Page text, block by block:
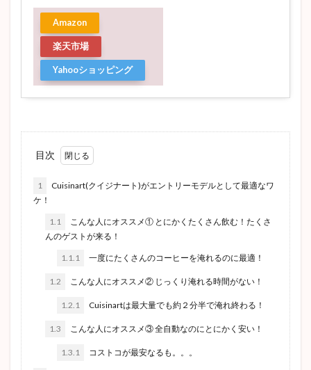
Amazon
楽天市場
Yahooショッピング
目次
1
Cuisinart(クイジナート)がエントリーモデルとして最適なワ
ケ！
1.1
こんな人にオススメ① とにかくたくさん飲む！たくさ
んのゲストが来る！
1.1.1 一度にたくさんのコーヒーを淹れるのに最適！
1.2 こんな人にオススメ② じっくり淹れる時間がない！
1.2.1 Cuisinartは最大量でも約２分半で淹れ終わる！
1.3 こんな人にオススメ③ 全自動なのにとにかく安い！
1.3.1 コストコが最安なるも。。。